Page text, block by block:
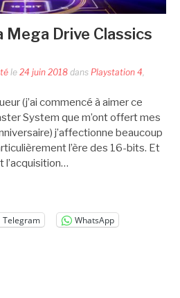
Mega Drive Classics
le 24 juin 2018 dans Playstation 4
(j’ai commencé à aimer ce
System que m’ont offert mes
j’affectionne beaucoup
l’ère des 16-bits. Et
l’acquisition…
Telegram
WhatsApp